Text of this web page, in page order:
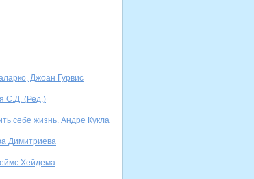
Джоан Гурвис
С.Д. (Ред.)
себе жизнь. Андре Кукла
Димитриева
Хейдема